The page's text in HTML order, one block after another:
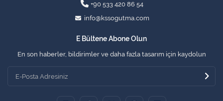
+90 533 420 86 54
info@kssogutma.com
E Bültene Abone Olun
En son haberler, bildirimler ve daha fazla tasarım için kaydolun